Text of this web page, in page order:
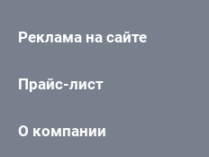
Реклама на сайте
Прайс-лист
О компании